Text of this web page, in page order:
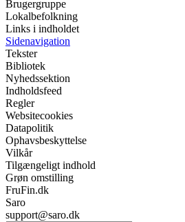
Brugergruppe
Lokalbefolkning
Links i indholdet
Sidenavigation
Tekster
Bibliotek
Nyhedssektion
Indholdsfeed
Regler
Websitecookies
Datapolitik
Ophavsbeskyttelse
Vilkår
Tilgængeligt indhold
Grøn omstilling
FruFin.dk
Saro
support@saro.dk